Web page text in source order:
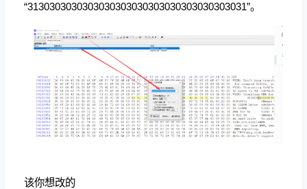
“3130303030303030303030303030303030303031”。
该你想改的